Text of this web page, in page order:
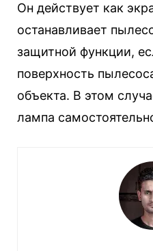
Он действует как
останавливает
защитной функции,
поверхность
объекта. В этом
лампа